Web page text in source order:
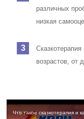
различных
низкая
возрастов, от
Что такое сказкотерапия и